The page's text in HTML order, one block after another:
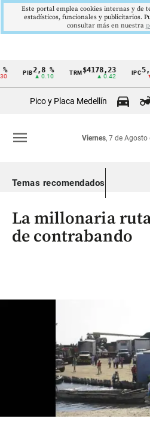
Cintillo
Colombia
2,8 %
▲ 0.10
TRM$4178,23
▲ 0.42
5,81
▼
Pico y Placa Medellín
Viernes, 7 de Agosto
menu
Temas recomendados
La millonaria
de contrabando
Este portal emplea cookies internas y de
estadísticos, funcionales y publicitarios.
consultar más en nuestra